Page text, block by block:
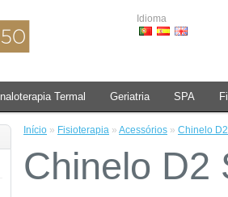
Idioma
Inaloterapia Termal Geriatria SPA
Início » Fisioterapia » Acessórios » Chinelo
Chinelo D2